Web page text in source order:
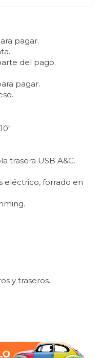
pagar.
del pago.
pagar.
trasera USB A&C.
eléctrico, forrado en
y traseros.